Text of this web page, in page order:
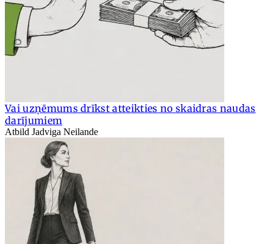
Vai uzņēmums drīkst atteikties no skaidras naudas
darījumiem
Atbild Jadviga Neilande